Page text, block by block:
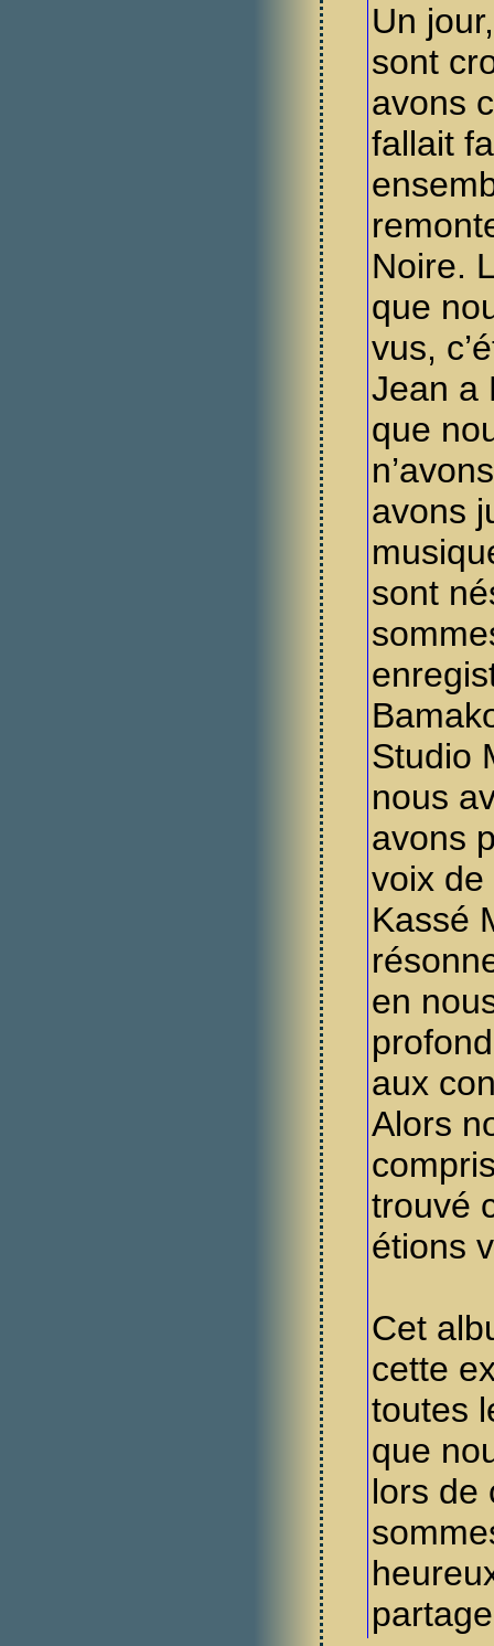
Un
sont
avons
fallait
Noire.
que
vus,
Jean a
que
avons
sont
Studio
nous
avons
voix de
Kassé
en
aux
Alors
trouvé
étions
Cet
cette
toutes
que
lors de